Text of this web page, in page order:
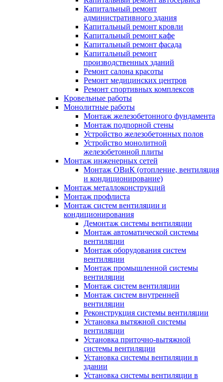
Капитальный ремонт
административного здания
Капитальный ремонт кровли
Капитальный ремонт кафе
Капитальный ремонт фасада
Капитальный ремонт
производственных зданий
Ремонт салона красоты
Ремонт медицинских центров
Ремонт спортивных комплексов
Кровельные работы
Монолитные работы
Монтаж железобетонного фундамента
Монтаж подпорной стены
Устройство железобетонных полов
Устройство монолитной
железобетонной плиты
Монтаж инженерных сетей
Монтаж ОВиК (отопление, вентиляция
и кондиционирование)
Монтаж металлоконструкций
Монтаж профлиста
Монтаж систем вентиляции и
кондиционирования
Демонтаж системы вентиляции
Монтаж автоматической системы
вентиляции
Монтаж оборудования систем
вентиляции
Монтаж промышленной системы
вентиляции
Монтаж систем вентиляции
Монтаж систем внутренней
вентиляции
Реконструкция системы вентиляции
Установка вытяжной системы
вентиляции
Установка приточно-вытяжной
системы вентиляции
Установка системы вентиляции в
здании
Установка системы вентиляции в